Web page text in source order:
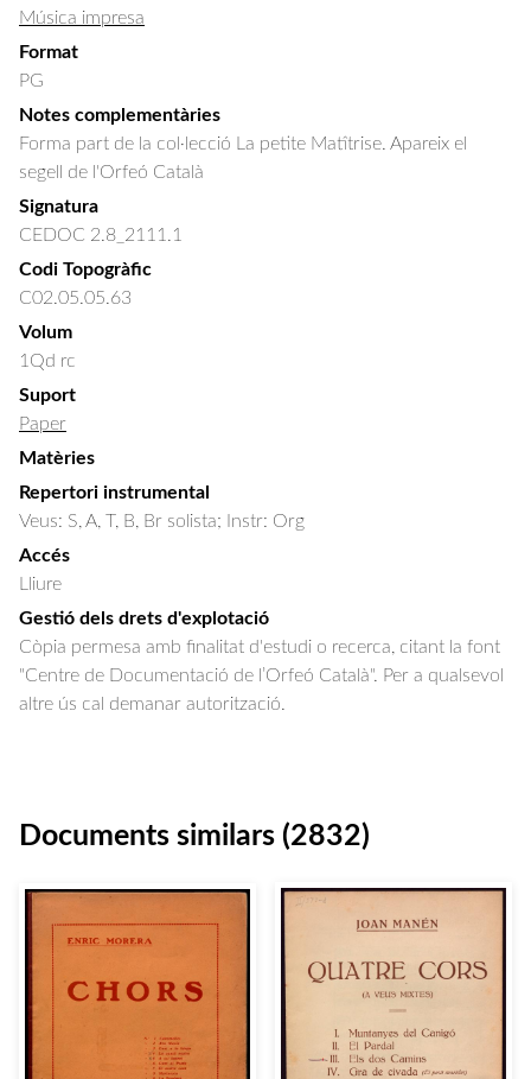
Música impresa
Format
PG
Notes complementàries
Forma part de la col·lecció La petite Matîtrise. Apareix el
segell de l'Orfeó Català
Signatura
CEDOC 2.8_2111.1
Codi Topogràfic
C02.05.05.63
Volum
1Qd rc
Suport
Paper
Matèries
Repertori instrumental
Veus: S, A, T, B, Br solista; Instr: Org
Accés
Lliure
Gestió dels drets d'explotació
Còpia permesa amb finalitat d'estudi o recerca, citant la font
"Centre de Documentació de l’Orfeó Català". Per a qualsevol
altre ús cal demanar autorització.
Documents similars (2832)